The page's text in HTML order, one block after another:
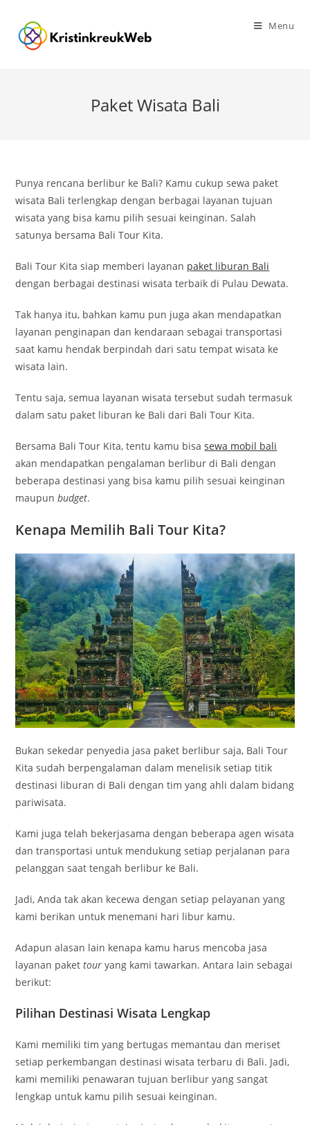
content
Menu
Paket Wisata Bali
Punya rencana berlibur ke Bali? Kamu cukup sewa paket
wisata Bali terlengkap dengan berbagai layanan tujuan
wisata yang bisa kamu pilih sesuai keinginan. Salah
satunya bersama Bali Tour Kita.
Bali Tour Kita siap memberi layanan paket liburan Bali
dengan berbagai destinasi wisata terbaik di Pulau Dewata.
Tak hanya itu, bahkan kamu pun juga akan mendapatkan
layanan penginapan dan kendaraan sebagai transportasi
saat kamu hendak berpindah dari satu tempat wisata ke
wisata lain.
Tentu saja, semua layanan wisata tersebut sudah termasuk
dalam satu paket liburan ke Bali dari Bali Tour Kita.
Bersama Bali Tour Kita, tentu kamu bisasewa mobil bali
akan mendapatkan pengalaman berlibur di Bali dengan
beberapa destinasi yang bisa kamu pilih sesuai keinginan
maupunbudget.
Kenapa Memilih Bali Tour Kita?
Bukan sekedar penyedia jasa paket berlibur saja, Bali Tour
Kita sudah berpengalaman dalam menelisik setiap titik
destinasi liburan di Bali dengan tim yang ahli dalam bidang
pariwisata.
Kami juga telah bekerjasama dengan beberapa agen wisata
dan transportasi untuk mendukung setiap perjalanan para
pelanggan saat tengah berlibur ke Bali.
Jadi, Anda tak akan kecewa dengan setiap pelayanan yang
kami berikan untuk menemani hari libur kamu.
Adapun alasan lain kenapa kamu harus mencoba jasa
layanan pakettouryang kami tawarkan. Antara lain sebagai
berikut:
Pilihan Destinasi Wisata Lengkap
Kami memiliki tim yang bertugas memantau dan meriset
setiap perkembangan destinasi wisata terbaru di Bali. Jadi,
kami memiliki penawaran tujuan berlibur yang sangat
lengkap untuk kamu pilih sesuai keinginan.